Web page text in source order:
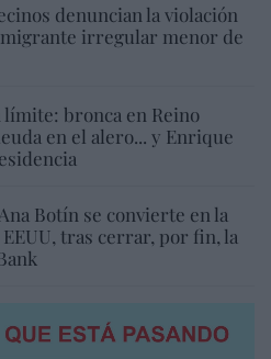
denuncian la violación
irregular menor de
bronca en Reino
en el alero... y Enrique
Botín se convierte en la
tras cerrar, por fin, la